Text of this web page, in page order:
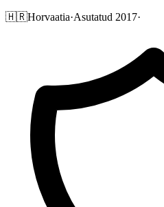
🇭🇷Horvaatia·Asutatud 2017·